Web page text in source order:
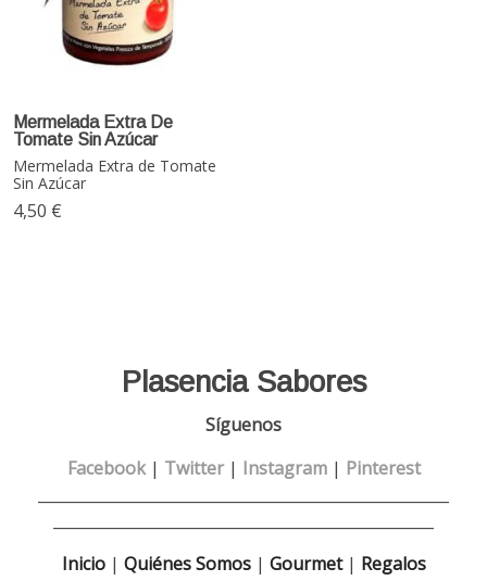
Mermelada Extra De
Tomate Sin Azúcar
Mermelada Extra de Tomate
Sin Azúcar
4,50 €
Plasencia Sabores
Síguenos
Facebook| Twitter| Instagram| Pinterest
Inicio| Quiénes Somos| Gourmet | Regalos